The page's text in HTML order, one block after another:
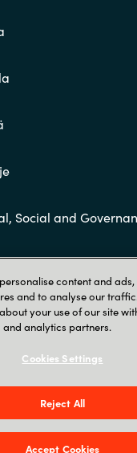
Social and
and conditions
Korhosen tie 4, 6.
content and
and to analyse our
your use of our site
analytics partners.
Cookies Settings
Reject All
Accept Cookies